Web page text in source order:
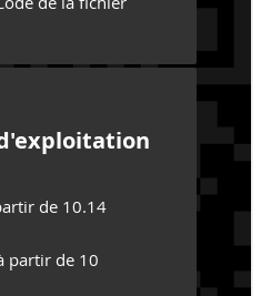
de 10.14
partir de 10